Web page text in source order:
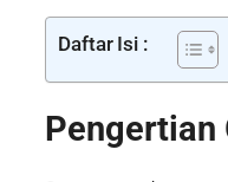
Daftar Isi :
Pengertian